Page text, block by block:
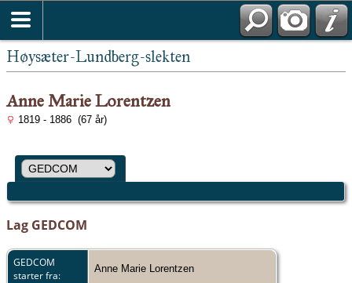
Høysæter-Lundberg-slekten
Anne Marie Lorentzen
1819 - 1886 (67 år)
Lag GEDCOM
GEDCOM
starter fra:
Anne Marie Lorentzen